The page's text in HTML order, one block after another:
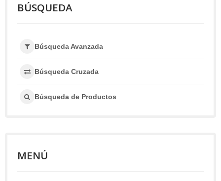
BÚSQUEDA
Búsqueda Avanzada
Búsqueda Cruzada
Búsqueda de Productos
MENÚ